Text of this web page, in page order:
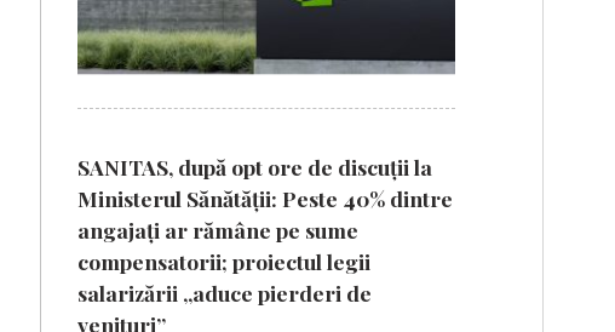
SANITAS, după opt ore de discuții la
Ministerul Sănătății: Peste 40% dintre
angajați ar rămâne pe sume
compensatorii; proiectul legii
salarizării „aduce pierderi de
venituri”